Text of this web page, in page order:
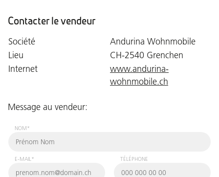
Contacter le vendeur
Société
Andurina Wohnmobile
Lieu
CH-2540 Grenchen
Internet
www.andurina-
wohnmobile.ch
Message au vendeur:
NOM*
E-MAIL* TÉLÉPHONE